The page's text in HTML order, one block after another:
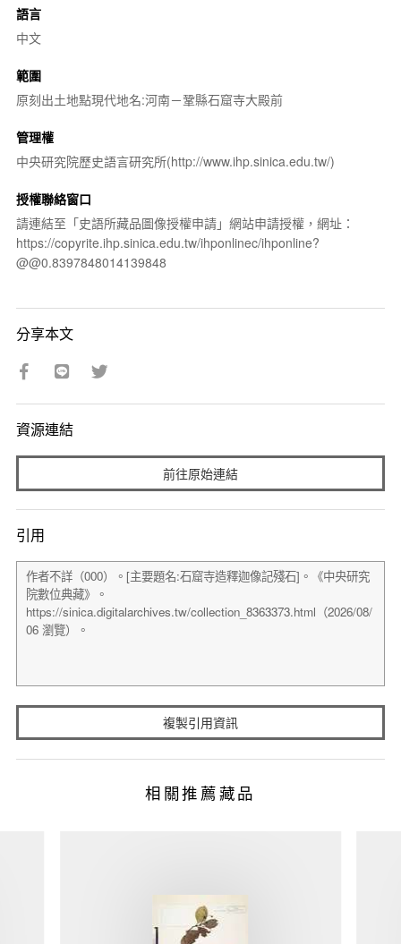
語言
中文
範圍
原刻出土地點現代地名:河南－鞏縣石窟寺大殿前
管理權
中央研究院歷史語言研究所(http://www.ihp.sinica.edu.tw/)
授權聯絡窗口
請連結至「史語所藏品圖像授權申請」網站申請授權，網址：
https://copyrite.ihp.sinica.edu.tw/ihponlinec/ihponline?
@@0.8397848014139848
分享本文
資源連結
前往原始連結
引用
複製引用資訊
相關推薦藏品